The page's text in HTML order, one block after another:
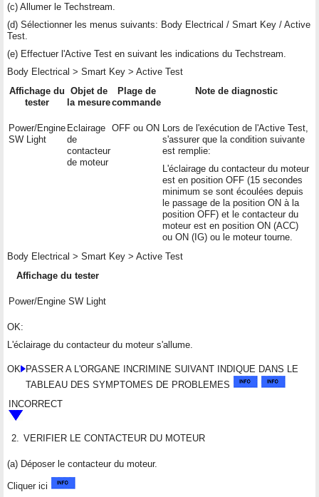
(c) Allumer le Techstream.
(d) Sélectionner les menus suivants: Body Electrical / Smart Key / Active
Test.
(e) Effectuer l'Active Test en suivant les indications du Techstream.
Body Electrical > Smart Key > Active Test
Affichage du
tester
Objet de
la mesure
Plage de
commande
Note de diagnostic
Power/Engine
SW Light
Eclairage
de
contacteur
de moteur
OFF ou ON
Lors de l'exécution de l'Active Test,
s'assurer que la condition suivante
est remplie:
L'éclairage du contacteur du moteur
est en position OFF (15 secondes
minimum se sont écoulées depuis
le passage de la position ON à la
position OFF) et le contacteur du
moteur est en position ON (ACC)
ou ON (IG) ou le moteur tourne.
Body Electrical > Smart Key > Active Test
Affichage du tester
Power/Engine SW Light
OK:
L'éclairage du contacteur du moteur s'allume.
OK
PASSER A L'ORGANE INCRIMINE SUIVANT INDIQUE DANS LE
TABLEAU DES SYMPTOMES DE PROBLEMES
INCORRECT
2. VERIFIER LE CONTACTEUR DU MOTEUR
(a) Déposer le contacteur du moteur.
Cliquer ici